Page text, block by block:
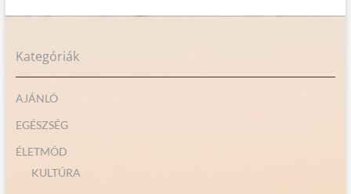
Kategóriák
AJÁNLÓ
EGÉSZSÉG
ÉLETMÓD
KULTÚRA